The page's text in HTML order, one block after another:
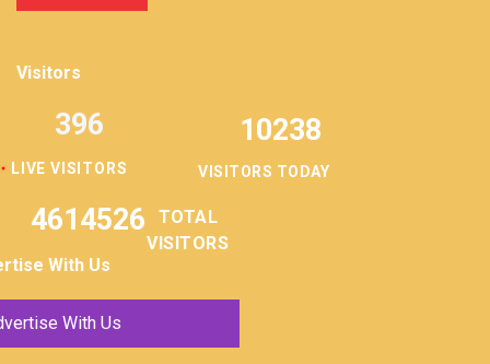
Visitors
LIVE VISITORS
396 10238
VISITORS TODAY
4614526
TOTAL
VISITORS
With Us
With Us